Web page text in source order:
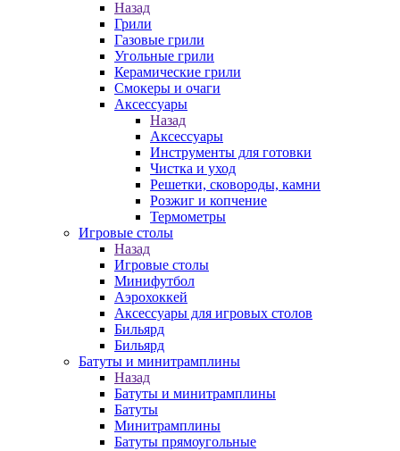
Назад
Грили
Газовые грили
Угольные грили
Керамические грили
Смокеры и очаги
Аксессуары
Назад
Аксессуары
Инструменты для готовки
Чистка и уход
Решетки, сковороды, камни
Розжиг и копчение
Термометры
Игровые столы
Назад
Игровые столы
Минифутбол
Аэрохоккей
Аксессуары для игровых столов
Бильяpд
Бильяpд
Батуты и минитрамплины
Назад
Батуты и минитрамплины
Батуты
Минитрамплины
Батуты прямоугольные